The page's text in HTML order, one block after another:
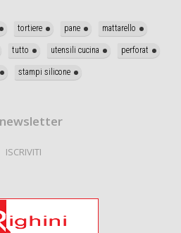
tortiere pane mattarello
tutto utensili cucina perforat
stampi silicone
ISCRIVITI